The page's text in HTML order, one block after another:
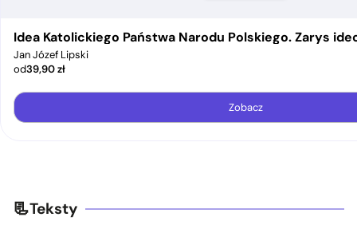
Idea Katolickiego Państwa Narodu Polskiego. Zarys
Jan Józef Lipski
od39,90zł
Zobacz
Teksty